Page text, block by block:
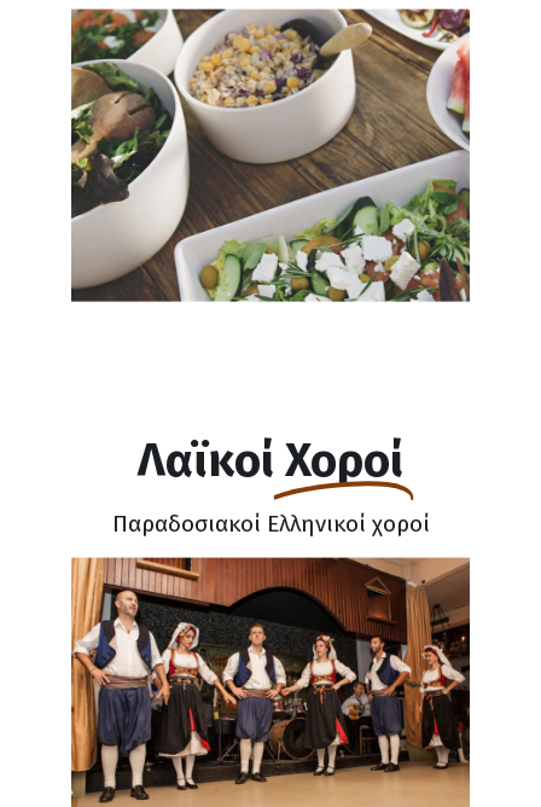
Λαϊκοί Χοροί
Παραδοσιακοί Ελληνικοί χοροί